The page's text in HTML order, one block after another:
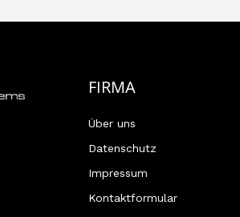
FIRMA
Über uns
Datenschutz
Impressum
Kontaktformular